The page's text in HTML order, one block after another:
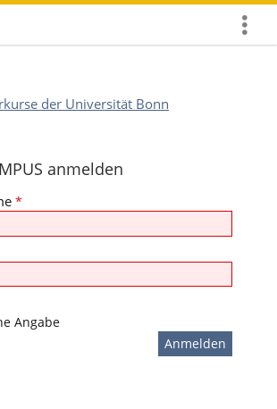
Mehr
der Universität Bonn
anmelden
*
Angabe